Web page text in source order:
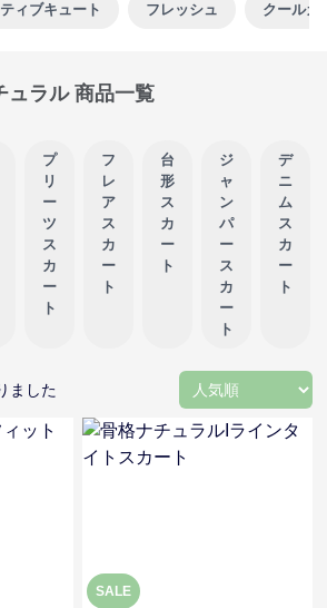
ィブキュート フレッシュ クールカ
ュラル 商品一覧
プ
リ
ー
ツ
ス
カ
ー
ト
フ
レ
ア
ス
カ
ー
ト
台
形
ス
カ
ー
ト
ジ
ャ
ン
パ
ー
ス
カ
ー
ト
デ
ニ
ム
ス
カ
ー
ト
ました
SALE